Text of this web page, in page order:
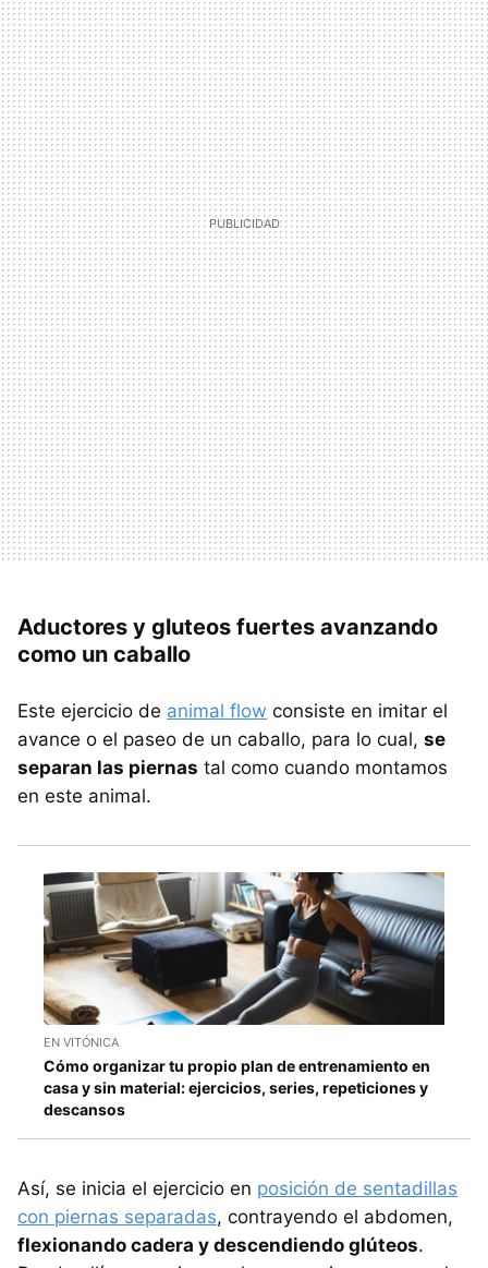
Aductores y gluteos fuertes avanzando
como un caballo
Este ejercicio de animal flow consiste en imitar el
avance o el paseo de un caballo, para lo cual, se
separan las piernas tal como cuando montamos
en este animal.
EN VITÓNICA
Cómo organizar tu propio plan de entrenamiento en
casa y sin material: ejercicios, series, repeticiones y
descansos
Así, se inicia el ejercicio en posición de sentadillas
con piernas separadas, contrayendo el abdomen,
flexionando cadera y descendiendo glúteos.